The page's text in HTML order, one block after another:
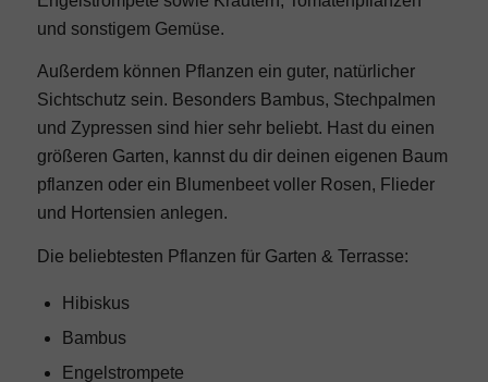
und sonstigem Gemüse.
Außerdem können Pflanzen ein guter, natürlicher
Sichtschutz sein. Besonders Bambus, Stechpalmen
und Zypressen sind hier sehr beliebt. Hast du einen
größeren Garten, kannst du dir deinen eigenen Baum
pflanzen oder ein Blumenbeet voller Rosen, Flieder
und Hortensien anlegen.
Die beliebtesten Pflanzen für Garten & Terrasse:
Hibiskus
Bambus
Engelstrompete